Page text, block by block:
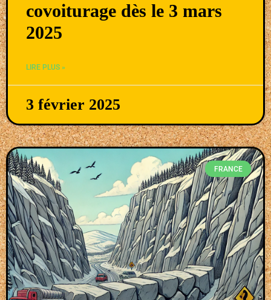
covoiturage dès le 3 mars
2025
LIRE PLUS »
3 février 2025
FRANCE